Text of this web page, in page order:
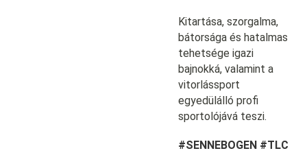
Kitartása, szorgalma,
bátorsága és hatalmas
tehetsége igazi
bajnokká, valamint a
vitorlássport
egyedülálló profi
sportolójává teszi.
#SENNEBOGEN #TLC